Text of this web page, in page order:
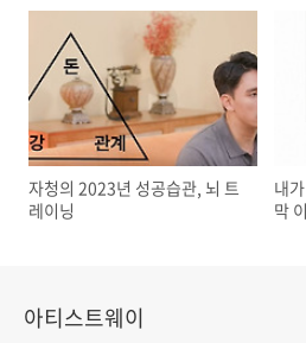
자청의 2023년 성공습관, 뇌 트
레이닝
내
막
아티스트웨이